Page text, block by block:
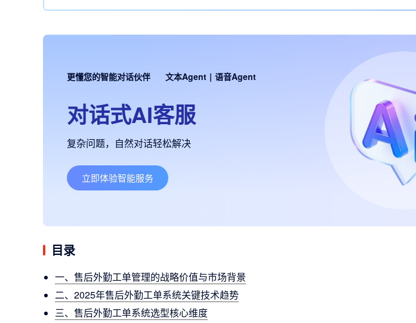
更懂您的智能对话伙伴 文本Agent | 语音Agent
对话式AI客服
复杂问题，自然对话轻松解决
立即体验智能服务
目录
一、售后外勤工单管理的战略价值与市场背景
二、2025年售后外勤工单系统关键技术趋势
三、售后外勤工单系统选型核心维度